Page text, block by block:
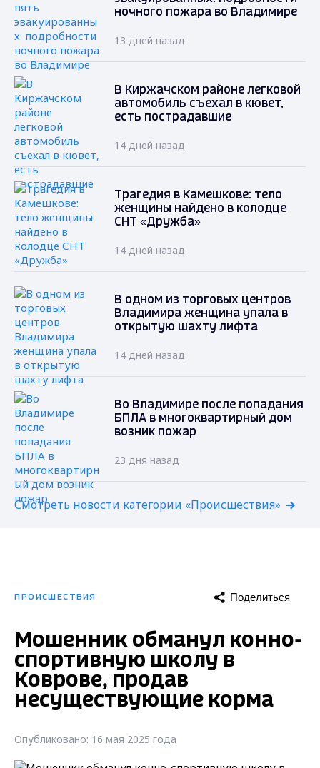
ночного пожара во Владимире
13 дней назад
В Киржачском районе легковой
автомобиль съехал в кювет,
есть пострадавшие
14 дней назад
Трагедия в Камешкове: тело
женщины найдено в колодце
СНТ «Дружба»
14 дней назад
В одном из торговых центров
Владимира женщина упала в
открытую шахту лифта
14 дней назад
Во Владимире после попадания
БПЛА в многоквартирный дом
возник пожар
23 дня назад
Смотреть новости категории «Происшествия»
ПРОИСШЕСТВИЯ Поделиться
Мошенник обманул конно-
спортивную школу в
Коврове, продав
несуществующие корма
Опубликовано: 16 мая 2025 года